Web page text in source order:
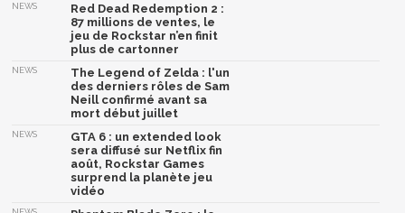
NEWS
Red Dead Redemption 2 :
87 millions de ventes, le
jeu de Rockstar n’en finit
plus de cartonner
NEWS
The Legend of Zelda : l'un
des derniers rôles de Sam
Neill confirmé avant sa
mort début juillet
NEWS
GTA 6 : un extended look
sera diffusé sur Netflix fin
août, Rockstar Games
surprend la planète jeu
vidéo